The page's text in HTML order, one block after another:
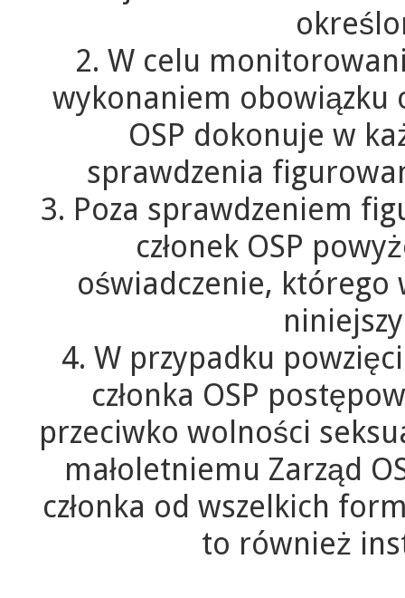
2. W celu
wykonaniem obowiązku
OSP dokonuje w
sprawdzenia
3. Poza sprawdzeniem
członek OSP
oświadczenie, którego
4. W przypadku
członka OSP
przeciwko wolności
małoletniemu Zarząd
członka od wszelkich
to również